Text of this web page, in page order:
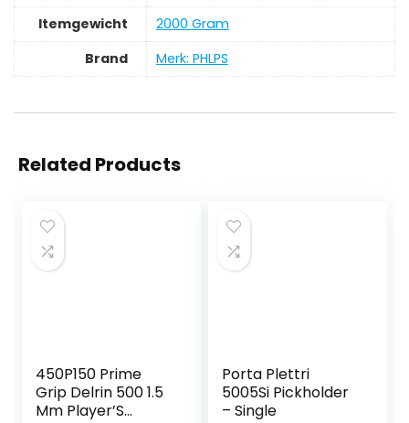
Itemgewicht
‎2000 Gram
Brand
Merk: PHLPS
Related Products
450P150 Prime
Grip Delrin 500 1.5
Mm Player’S
Porta Plettri
5005Si Pickholder
– Single